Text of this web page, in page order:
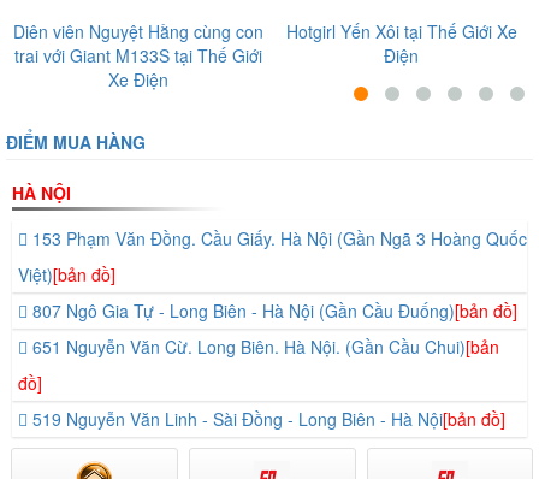
Diên viên Nguyệt Hằng cùng con
trai với Giant M133S tại Thế Giới
Xe Điện
Hotgirl Yến Xôi tại Thế Giới Xe
Điện
ĐIỂM MUA HÀNG
HÀ NỘI
153 Phạm Văn Đồng. Cầu Giấy. Hà Nội (Gần Ngã 3 Hoàng Quốc
Việt)[bản đồ]
807 Ngô Gia Tự - Long Biên - Hà Nội (Gần Cầu Đuống)[bản đồ]
651 Nguyễn Văn Cừ. Long Biên. Hà Nội. (Gần Cầu Chui)[bản
đồ]
519 Nguyễn Văn Linh - Sài Đồng - Long Biên - Hà Nội[bản đồ]